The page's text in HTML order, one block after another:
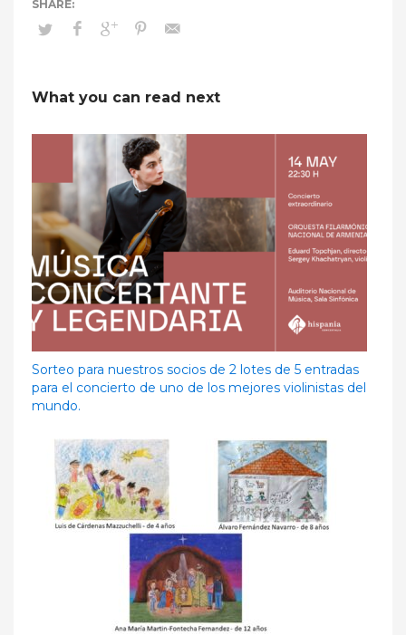
What you can read next
Sorteo para nuestros socios de 2 lotes de 5 entradas
para el concierto de uno de los mejores violinistas del
mundo.